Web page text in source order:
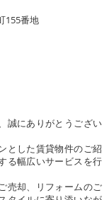
155番地
誠にありがとうござい
とした賃貸物件のご紹
る幅広いサービスを行
売却、リフォームのご